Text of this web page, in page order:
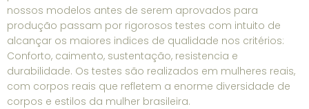
nossos modelos antes de serem aprovados para
produção passam por rigorosos testes com intuito de
alcançar os maiores indices de qualidade nos critérios:
Conforto, caimento, sustentação, resistencia e
durabilidade. Os testes são realizados em mulheres reais,
com corpos reais que refletem a enorme diversidade de
corpos e estilos da mulher brasileira.